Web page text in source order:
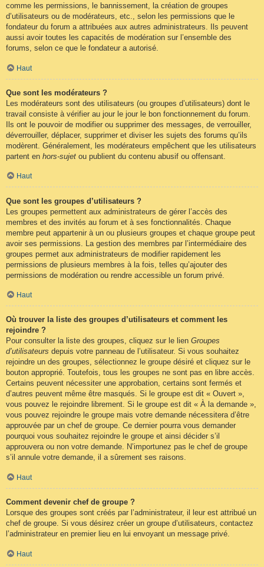
comme les permissions, le bannissement, la création de groupes
d’utilisateurs ou de modérateurs, etc., selon les permissions que le
fondateur du forum a attribuées aux autres administrateurs. Ils peuvent
aussi avoir toutes les capacités de modération sur l’ensemble des
forums, selon ce que le fondateur a autorisé.
Haut
Que sont les modérateurs ?
Les modérateurs sont des utilisateurs (ou groupes d’utilisateurs) dont le
travail consiste à vérifier au jour le jour le bon fonctionnement du forum.
Ils ont le pouvoir de modifier ou supprimer des messages, de verrouiller,
déverrouiller, déplacer, supprimer et diviser les sujets des forums qu’ils
modèrent. Généralement, les modérateurs empêchent que les utilisateurs
partent en hors-sujet ou publient du contenu abusif ou offensant.
Haut
Que sont les groupes d’utilisateurs ?
Les groupes permettent aux administrateurs de gérer l’accès des
membres et des invités au forum et à ses fonctionnalités. Chaque
membre peut appartenir à un ou plusieurs groupes et chaque groupe peut
avoir ses permissions. La gestion des membres par l’intermédiaire des
groupes permet aux administrateurs de modifier rapidement les
permissions de plusieurs membres à la fois, telles qu’ajouter des
permissions de modération ou rendre accessible un forum privé.
Haut
Où trouver la liste des groupes d’utilisateurs et comment les
rejoindre ?
Pour consulter la liste des groupes, cliquez sur le lien Groupes
d’utilisateurs depuis votre panneau de l’utilisateur. Si vous souhaitez
rejoindre un des groupes, sélectionnez le groupe désiré et cliquez sur le
bouton approprié. Toutefois, tous les groupes ne sont pas en libre accès.
Certains peuvent nécessiter une approbation, certains sont fermés et
d’autres peuvent même être masqués. Si le groupe est dit « Ouvert »,
vous pouvez le rejoindre librement. Si le groupe est dit « À la demande »,
vous pouvez rejoindre le groupe mais votre demande nécessitera d’être
approuvée par un chef de groupe. Ce dernier pourra vous demander
pourquoi vous souhaitez rejoindre le groupe et ainsi décider s’il
approuvera ou non votre demande. N’importunez pas le chef de groupe
s’il annule votre demande, il a sûrement ses raisons.
Haut
Comment devenir chef de groupe ?
Lorsque des groupes sont créés par l’administrateur, il leur est attribué un
chef de groupe. Si vous désirez créer un groupe d’utilisateurs, contactez
l’administrateur en premier lieu en lui envoyant un message privé.
Haut